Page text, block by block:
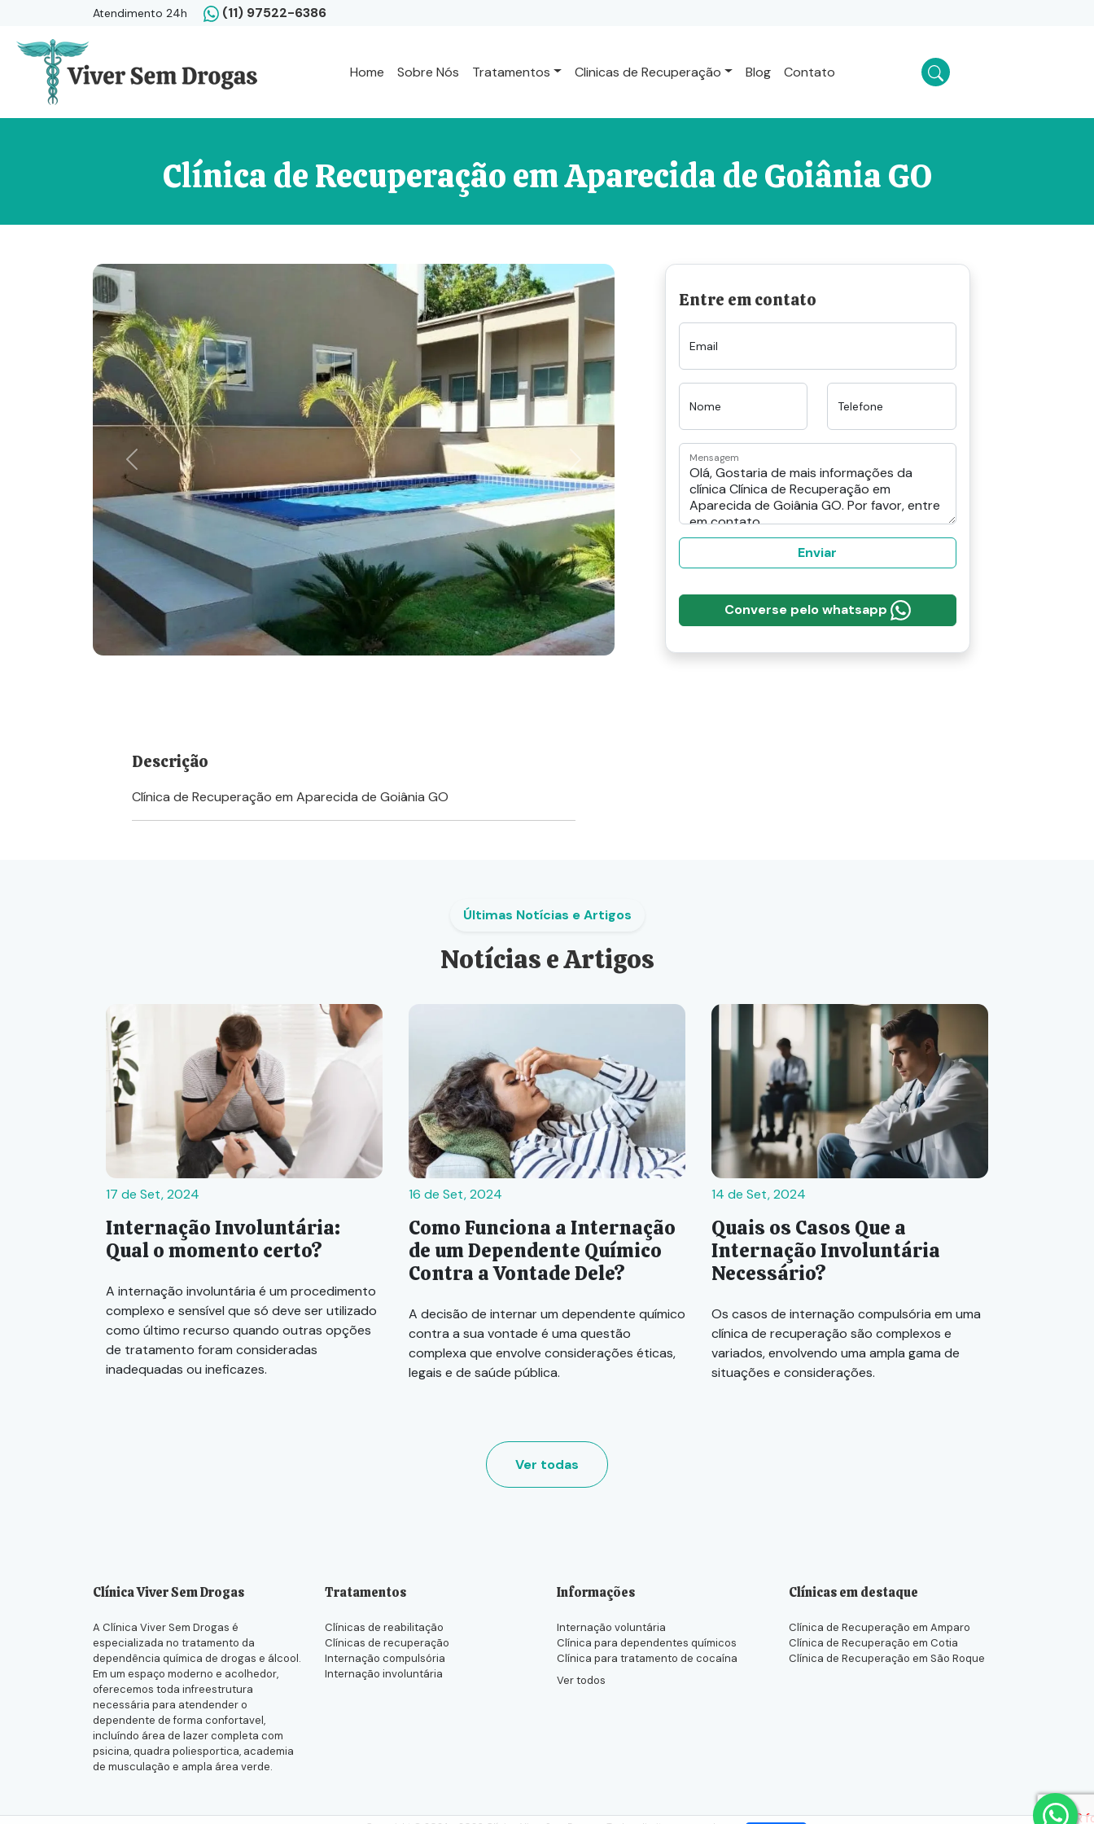
Atendimento 24h (11) 97522-6386
Home Sobre Nós Tratamentos Clinicas de Recuperação Blog Contato
Clínica de Recuperação em Aparecida de Goiânia GO
Previous Next
Entre em contato
Email
Nome Telefone
Mensagem
Enviar
Converse pelo whatsapp
Descrição
Clínica de Recuperação em Aparecida de Goiânia GO
Últimas Notícias e Artigos
Notícias e Artigos
17 de Set, 2024
Internação Involuntária:
Qual o momento certo?
A internação involuntária é um procedimento
complexo e sensível que só deve ser utilizado
como último recurso quando outras opções
de tratamento foram consideradas
inadequadas ou ineficazes.
16 de Set, 2024
Como Funciona a Internação
de um Dependente Químico
Contra a Vontade Dele?
A decisão de internar um dependente químico
contra a sua vontade é uma questão
complexa que envolve considerações éticas,
legais e de saúde pública.
14 de Set, 2024
Quais os Casos Que a
Internação Involuntária
Necessário?
Os casos de internação compulsória em uma
clínica de recuperação são complexos e
variados, envolvendo uma ampla gama de
situações e considerações.
Ver todas
Clínica Viver Sem Drogas
A Clínica Viver Sem Drogas é
especializada no tratamento da
dependência química de drogas e álcool.
Em um espaço moderno e acolhedor,
oferecemos toda infreestrutura
necessária para atendender o
dependente de forma confortavel,
incluíndo área de lazer completa com
psicina, quadra poliesportica, academia
de musculação e ampla área verde.
Tratamentos
Clínicas de reabilitação
Clínicas de recuperação
Internação compulsória
Internação involuntária
Informações
Internação voluntária
Clínica para dependentes químicos
Clínica para tratamento de cocaína
Ver todos
Clínicas em destaque
Clínica de Recuperação em Amparo
Clínica de Recuperação em Cotia
Clínica de Recuperação em São Roque